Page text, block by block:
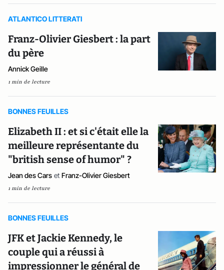
ATLANTICO LITTERATI
Franz-Olivier Giesbert : la part
du père
Annick Geille
1 min de lecture
BONNES FEUILLES
Elizabeth II : et si c'était elle la
meilleure représentante du
"british sense of humor" ?
Jean des Cars et Franz-Olivier Giesbert
1 min de lecture
BONNES FEUILLES
JFK et Jackie Kennedy, le
couple qui a réussi à
impressionner le général de